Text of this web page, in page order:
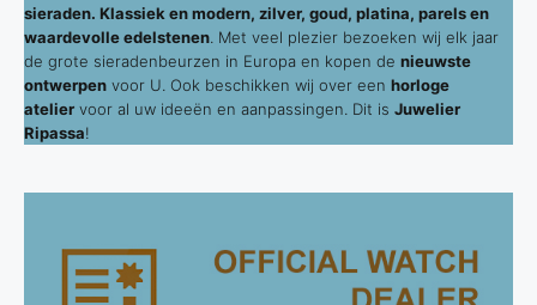
sieraden. Klassiek en modern, zilver, goud, platina, parels en
waardevolle edelstenen . Met veel plezier bezoeken wij elk jaar
de grote sieradenbeurzen in Europa en kopen de nieuwste
ontwerpen voor U. Ook beschikken wij over een horloge
atelier voor al uw ideeën en aanpassingen. Dit is Juwelier
Ripassa!